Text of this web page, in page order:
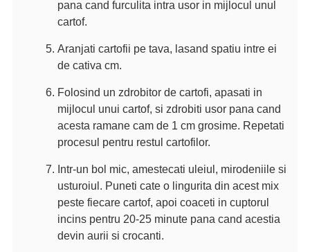
pana cand furculita intra usor in mijlocul unul
cartof.
Aranjati cartofii pe tava, lasand spatiu intre ei
de cativa cm.
Folosind un zdrobitor de cartofi, apasati in
mijlocul unui cartof, si zdrobiti usor pana cand
acesta ramane cam de 1 cm grosime. Repetati
procesul pentru restul cartofilor.
Intr-un bol mic, amestecati uleiul, mirodeniile si
usturoiul. Puneti cate o lingurita din acest mix
peste fiecare cartof, apoi coaceti in cuptorul
incins pentru 20-25 minute pana cand acestia
devin aurii si crocanti.